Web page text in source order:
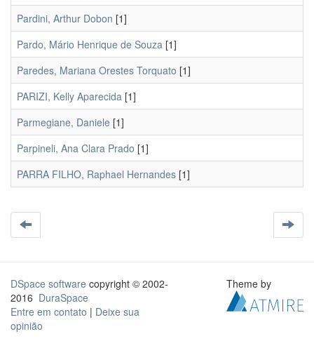
Pardini, Arthur Dobon [1]
Pardo, Mário Henrique de Souza [1]
Paredes, Mariana Orestes Torquato [1]
PARIZI, Kelly Aparecida [1]
Parmegiane, Daniele [1]
Parpineli, Ana Clara Prado [1]
PARRA FILHO, Raphael Hernandes [1]
DSpace software copyright © 2002-
2016 DuraSpace
Entre em contato | Deixe sua
opinião
Theme by